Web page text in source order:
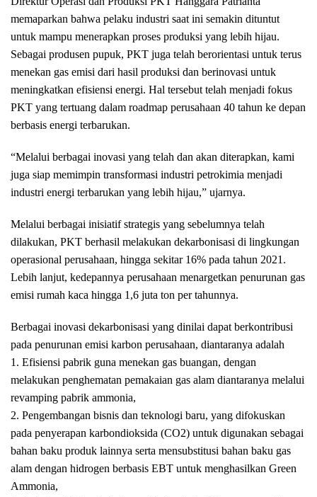
memaparkan bahwa pelaku industri saat ini semakin dituntut
untuk mampu menerapkan proses produksi yang lebih hijau.
Sebagai produsen pupuk, PKT juga telah berorientasi untuk terus
menekan gas emisi dari hasil produksi dan berinovasi untuk
meningkatkan efisiensi energi. Hal tersebut telah menjadi fokus
PKT yang tertuang dalam roadmap perusahaan 40 tahun ke depan
berbasis energi terbarukan.
“Melalui berbagai inovasi yang telah dan akan diterapkan, kami
juga siap memimpin transformasi industri petrokimia menjadi
industri energi terbarukan yang lebih hijau,” ujarnya.
Melalui berbagai inisiatif strategis yang sebelumnya telah
dilakukan, PKT berhasil melakukan dekarbonisasi di lingkungan
operasional perusahaan, hingga sekitar 16% pada tahun 2021.
Lebih lanjut, kedepannya perusahaan menargetkan penurunan gas
emisi rumah kaca hingga 1,6 juta ton per tahunnya.
Berbagai inovasi dekarbonisasi yang dinilai dapat berkontribusi
pada penurunan emisi karbon perusahaan, diantaranya adalah
1. Efisiensi pabrik guna menekan gas buangan, dengan
melakukan penghematan pemakaian gas alam diantaranya melalui
revamping pabrik ammonia,
2. Pengembangan bisnis dan teknologi baru, yang difokuskan
pada penyerapan karbondioksida (CO2) untuk digunakan sebagai
bahan baku produk lainnya serta mensubstitusi bahan baku gas
alam dengan hidrogen berbasis EBT untuk menghasilkan Green
Ammonia,